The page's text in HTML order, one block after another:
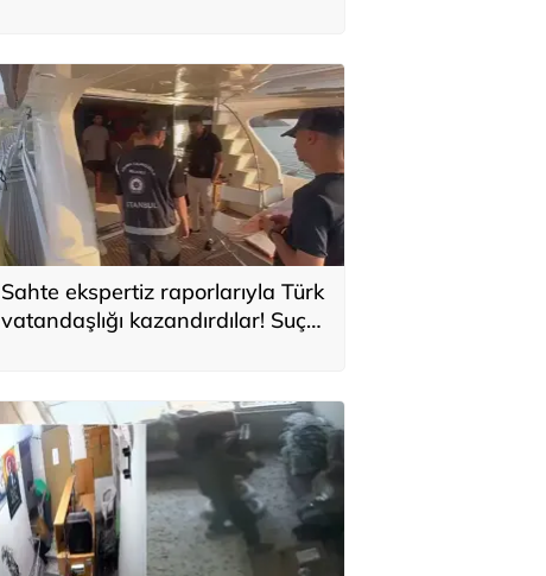
Sahte ekspertiz raporlarıyla Türk
vatandaşlığı kazandırdılar! Suç